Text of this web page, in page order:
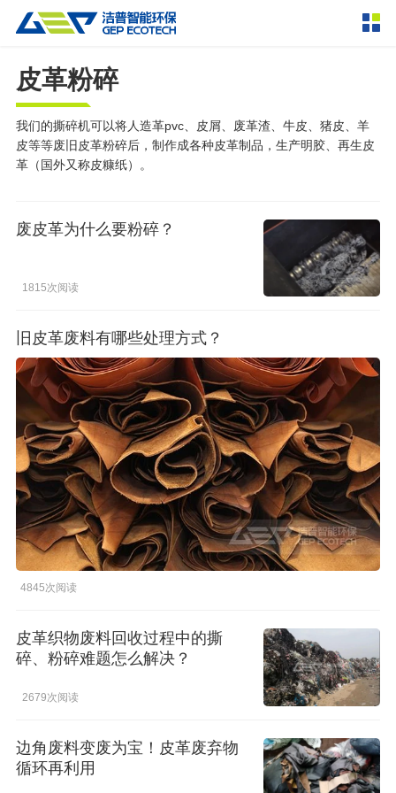
产品中心
四轴撕碎机 液压粗碎机
粉碎设备
鼓式粉碎机
通用型粉碎机
颚式破碎机
圆锥破碎机
重型锤式破碎机 移动式破碎站
RDF成型机
液压打包机
成套机组
封闭式破碎系统 废轮胎热解系统
橡胶破胶机组
分选分离设备
风选机 滚筒筛
磁选机 涡电流分选机
脉冲除尘器 轮胎抽丝机
解决方案
联系我们
皮革粉碎
我们的撕碎机可以将人造革pvc、皮屑、废革渣、牛皮、猪皮、羊
皮等等废旧皮革粉碎后，制作成各种皮革制品，生产明胶、再生皮
革（国外又称皮糠纸）。
废皮革为什么要粉碎？
1815次阅读
旧皮革废料有哪些处理方式？
4845次阅读
皮革织物废料回收过程中的撕
碎、粉碎难题怎么解决？
2679次阅读
边角废料变废为宝！皮革废弃物
循环再利用